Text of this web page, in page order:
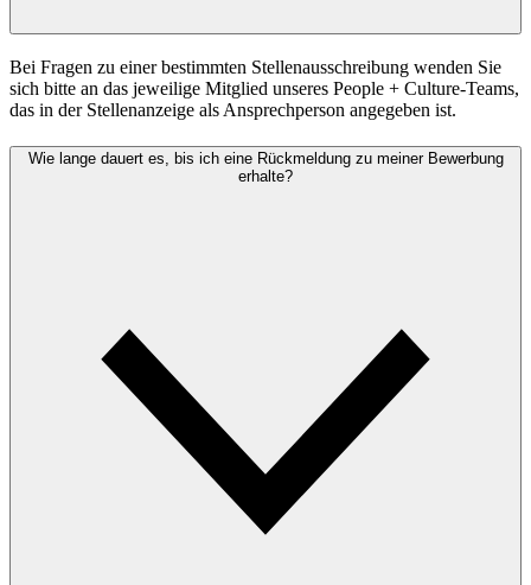
Bei Fragen zu einer bestimmten Stellenausschreibung wenden Sie
sich bitte an das jeweilige Mitglied unseres People + Culture-Teams,
das in der Stellenanzeige als Ansprechperson angegeben ist.
Wie lange dauert es, bis ich eine Rückmeldung zu meiner Bewerbung
erhalte?